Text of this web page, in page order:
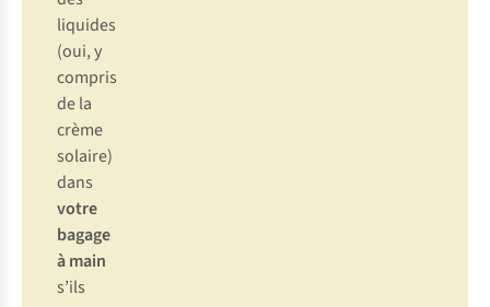
liquides
(oui, y
compris
de la
crème
solaire)
dans
votre
bagage
à main
s’ils